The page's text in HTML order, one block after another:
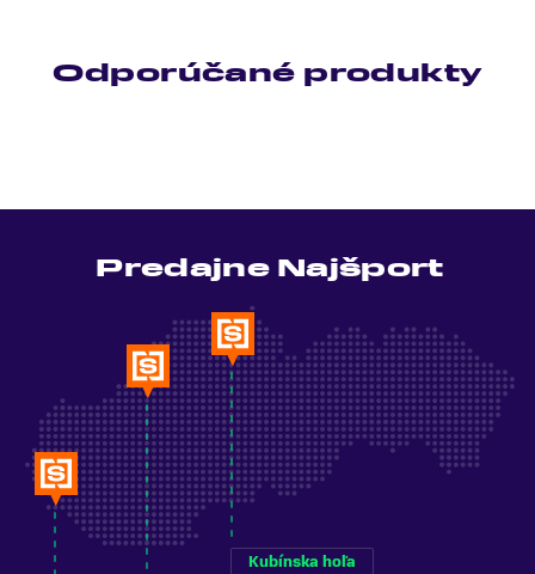
Odporúčané produkty
Predajne Najšport
Kubínska hoľa